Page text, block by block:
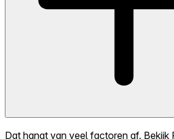
Dat hangt van veel factoren af. Bekijk